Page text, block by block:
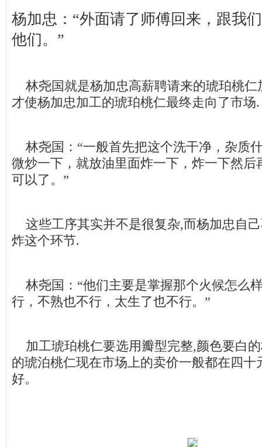
杨加忠：“外面请了师傅回来，跟我
他们。”
林尧国就是杨加忠高薪聘请来的琥珀桃仁
才使杨加忠加工的琥珀桃仁最终走向了市场.
林尧国：“一般首先把这个洗干净，杂质
微炒一下，就放油里面炸一下，炸一下然后
可以了。”
这些工序其实并不是很复杂,而杨加忠自
炸这个环节.
林尧国：“他们主要是掌握那个火候怎么
行，不熟也不行，太生了也不行。”
加工琥珀桃仁要选用瓣型完整,颜色要白
的琥泊桃仁现在市场上的卖价一般都在四十
好。